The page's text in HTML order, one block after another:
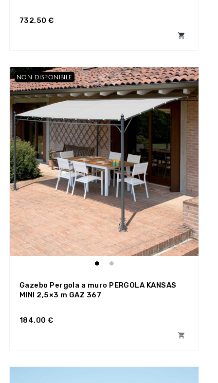
732,50 €

NON DISPONIBILE
Gazebo Pergola a muro PERGOLA KANSAS
MINI 2,5×3 m GAZ 367
184,00 €
